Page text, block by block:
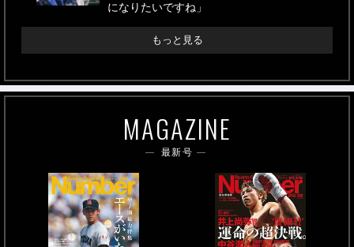
になりたいですね」
もっと見る
MAGAZINE
最新号